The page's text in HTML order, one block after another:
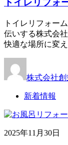
トイレリフォ
トイレリフォー
伝いする株式会
快適な場所に変
株式会社創
新着情報
2025年11月30日